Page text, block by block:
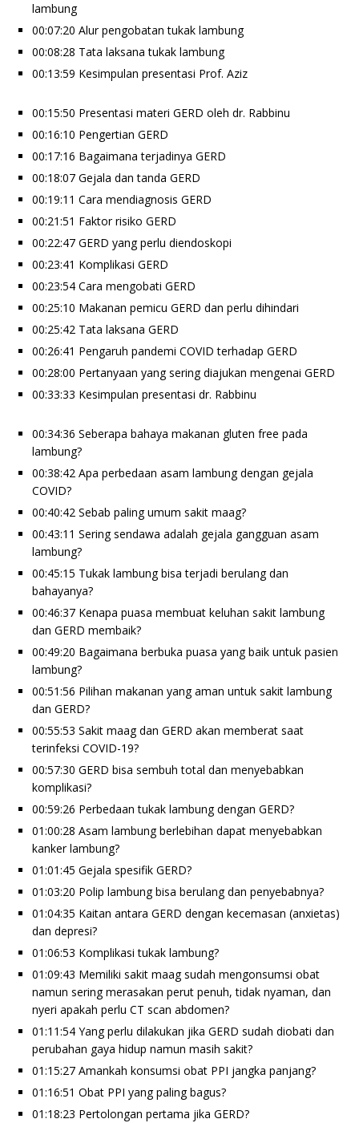
lambung
00:07:20 Alur pengobatan tukak lambung
00:08:28 Tata laksana tukak lambung
00:13:59 Kesimpulan presentasi Prof. Aziz
00:15:50 Presentasi materi GERD oleh dr. Rabbinu
00:16:10 Pengertian GERD
00:17:16 Bagaimana terjadinya GERD
00:18:07 Gejala dan tanda GERD
00:19:11 Cara mendiagnosis GERD
00:21:51 Faktor risiko GERD
00:22:47 GERD yang perlu diendoskopi
00:23:41 Komplikasi GERD
00:23:54 Cara mengobati GERD
00:25:10 Makanan pemicu GERD dan perlu dihindari
00:25:42 Tata laksana GERD
00:26:41 Pengaruh pandemi COVID terhadap GERD
00:28:00 Pertanyaan yang sering diajukan mengenai GERD
00:33:33 Kesimpulan presentasi dr. Rabbinu
00:34:36 Seberapa bahaya makanan gluten free pada
lambung?
00:38:42 Apa perbedaan asam lambung dengan gejala
COVID?
00:40:42 Sebab paling umum sakit maag?
00:43:11 Sering sendawa adalah gejala gangguan asam
lambung?
00:45:15 Tukak lambung bisa terjadi berulang dan
bahayanya?
00:46:37 Kenapa puasa membuat keluhan sakit lambung
dan GERD membaik?
00:49:20 Bagaimana berbuka puasa yang baik untuk pasien
lambung?
00:51:56 Pilihan makanan yang aman untuk sakit lambung
dan GERD?
00:55:53 Sakit maag dan GERD akan memberat saat
terinfeksi COVID-19?
00:57:30 GERD bisa sembuh total dan menyebabkan
komplikasi?
00:59:26 Perbedaan tukak lambung dengan GERD?
01:00:28 Asam lambung berlebihan dapat menyebabkan
kanker lambung?
01:01:45 Gejala spesifik GERD?
01:03:20 Polip lambung bisa berulang dan penyebabnya?
01:04:35 Kaitan antara GERD dengan kecemasan (anxietas)
dan depresi?
01:06:53 Komplikasi tukak lambung?
01:09:43 Memiliki sakit maag sudah mengonsumsi obat
namun sering merasakan perut penuh, tidak nyaman, dan
nyeri apakah perlu CT scan abdomen?
01:11:54 Yang perlu dilakukan jika GERD sudah diobati dan
perubahan gaya hidup namun masih sakit?
01:15:27 Amankah konsumsi obat PPI jangka panjang?
01:16:51 Obat PPI yang paling bagus?
01:18:23 Pertolongan pertama jika GERD?